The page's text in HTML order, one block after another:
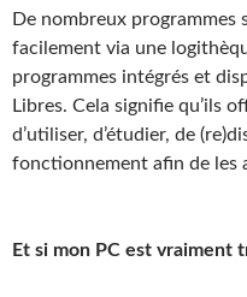
De nombreux programmes
facilement via une
programmes intégrés et
Libres. Cela signifie qu’ils
d’utiliser, d’étudier, de
fonctionnement afin de les
Et si mon PC est vraiment